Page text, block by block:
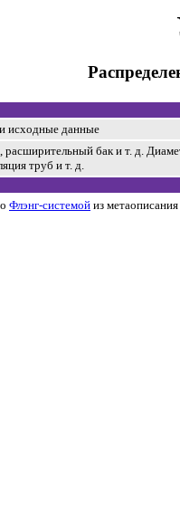
исходные данные
бак и т. д.
труб и т. д.
Флэнг-системой из